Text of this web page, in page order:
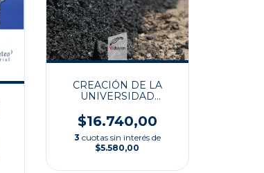
CREACIÓN DE LA
UNIVERSIDAD
MARÍA
$16.740,00
3 cuotas sin interés de
$5.580,00